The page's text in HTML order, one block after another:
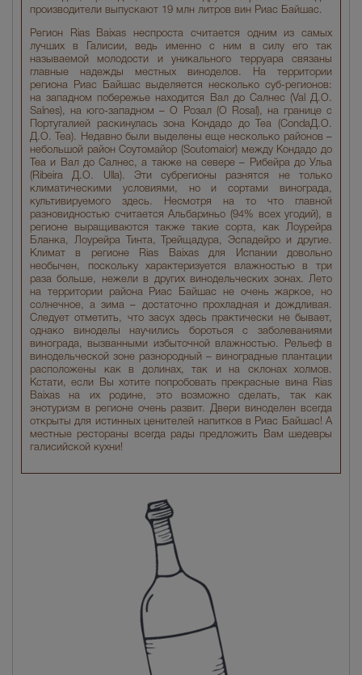
производители выпускают 19 млн литров вин Риас Байшас.
Регион Rias Baixas неспроста считается одним из самых
лучших в Галисии, ведь именно с ним в силу его так
называемой молодости и уникального терруара связаны
главные надежды местных виноделов. На территории
региона Риас Байшас выделяется несколько суб-регионов:
на западном побережье находится Вал до Салнес (Val Д.О.
Salnes), на юго-западном – О Розал (O Rosal), на границе с
Португалией раскинулась зона Кондадо до Теа (CondaД.О.
Д.О. Tea). Недавно были выделены еще несколько районов –
небольшой район Соутомайор (Soutomaior) между Кондадо до
Теа и Вал до Салнес, а также на севере – Рибейра до Ульа
(Ribeira Д.О. Ulla). Эти субрегионы разнятся не только
климатическими условиями, но и сортами винограда,
культивируемого здесь. Несмотря на то что главной
разновидностью считается Альбариньо (94% всех угодий), в
регионе выращиваются также такие сорта, как Лоурейра
Бланка, Лоурейра Тинта, Трейщадура, Эспадейро и другие.
Климат в регионе Rias Baixas для Испании довольно
необычен, поскольку характеризуется влажностью в три
раза больше, нежели в других винодельческих зонах. Лето
на территории района Риас Байшас не очень жаркое, но
солнечное, а зима – достаточно прохладная и дождливая.
Следует отметить, что засух здесь практически не бывает,
однако виноделы научились бороться с заболеваниями
винограда, вызванными избыточной влажностью. Рельеф в
винодельческой зоне разнородный – виноградные плантации
расположены как в долинах, так и на склонах холмов.
Кстати, если Вы хотите попробовать прекрасные вина Rias
Baixas на их родине, это возможно сделать, так как
энотуризм в регионе очень развит. Двери виноделен всегда
открыты для истинных ценителей напитков в Риас Байшас! А
местные рестораны всегда рады предложить Вам шедевры
галисийской кухни!